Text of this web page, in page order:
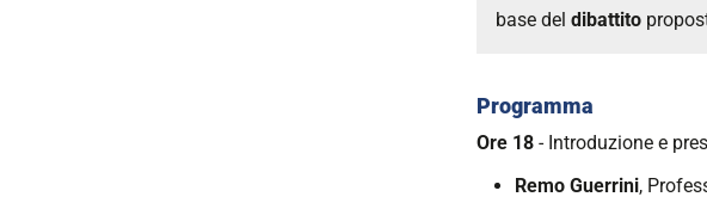
10T18:00:00+01:00
02-
10T21:00:00+01:00
base del dibattito
Programma
Ore 18 - Introduzione e
Remo Guerrini,